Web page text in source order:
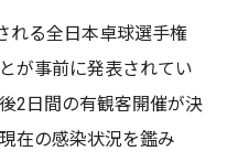
れる全日本卓球選手権
が事前に発表されてい
2日間の有観客開催が決
在の感染状況を鑑み